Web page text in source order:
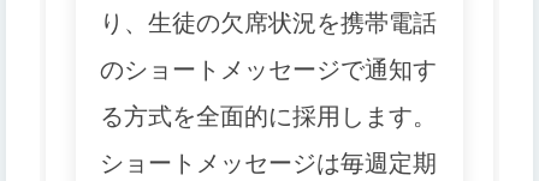
り、生徒の欠席状況を携帯電話
のショートメッセージで通知す
る方式を全面的に採用します。
ショートメッセージは毎週定期